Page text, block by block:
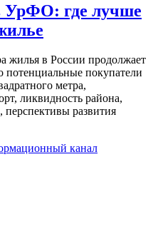
УрФО: где лучше
жилья в России продолжает
покупатели
метра,
ликвидность района,
перспективы развития
канал